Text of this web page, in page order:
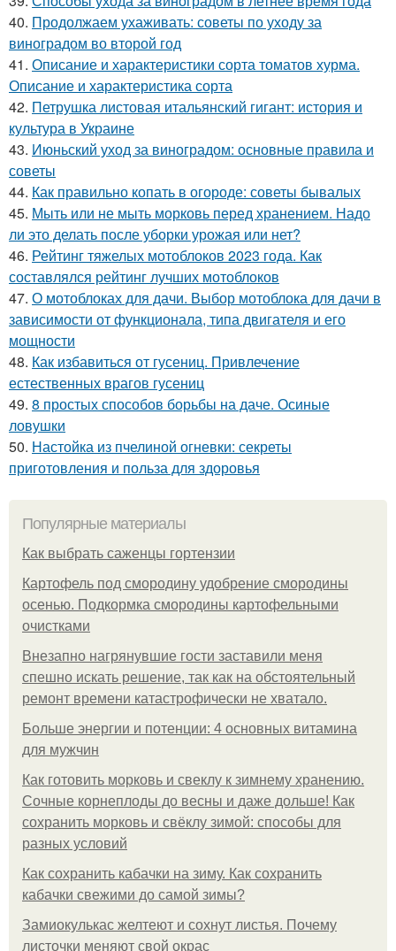
40. Продолжаем ухаживать: советы по уходу за
виноградом во второй год
41. Описание и характеристики сорта томатов хурма.
Описание и характеристика сорта
42. Петрушка листовая итальянский гигант: история и
культура в Украине
43. Июньский уход за виноградом: основные правила и
советы
44. Как правильно копать в огороде: советы бывалых
45. Мыть или не мыть морковь перед хранением. Надо
ли это делать после уборки урожая или нет?
46. Рейтинг тяжелых мотоблоков 2023 года. Как
составлялся рейтинг лучших мотоблоков
47. О мотоблоках для дачи. Выбор мотоблока для дачи в
зависимости от функционала, типа двигателя и его
мощности
48. Как избавиться от гусениц. Привлечение
естественных врагов гусениц
49. 8 простых способов борьбы на даче. Осиные
ловушки
50. Настойка из пчелиной огневки: секреты
приготовления и польза для здоровья
Популярные материалы
Как выбрать саженцы гортензии
Картофель под смородину удобрение смородины
осенью. Подкормка смородины картофельными
очистками
Внезапно нагрянувшие гости заставили меня
спешно искать решение, так как на обстоятельный
ремонт времени катастрофически не хватало.
Больше энергии и потенции: 4 основных витамина
для мужчин
Как готовить морковь и свеклу к зимнему хранению.
Сочные корнеплоды до весны и даже дольше! Как
сохранить морковь и свёклу зимой: способы для
разных условий
Как сохранить кабачки на зиму. Как сохранить
кабачки свежими до самой зимы?
Замиокулькас желтеют и сохнут листья. Почему
листочки меняют свой окрас